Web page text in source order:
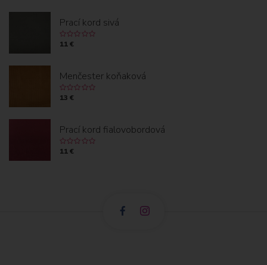
Prací kord sivá
11 €
Menčester koňaková
13 €
Prací kord fialovobordová
11 €